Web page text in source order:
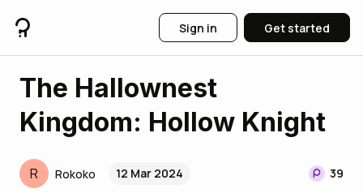
Sign in Get started
The Hallownest
Kingdom: Hollow Knight
R Rokoko 12 Mar 2024 39